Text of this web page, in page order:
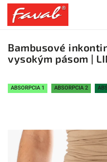
Bambusové
vysokým pásom |
ABSORPCIA 1 ABSORPCIA 2